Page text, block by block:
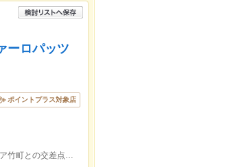
ーロパッツ
ポイントプラス対象店
大分駅北口からセントポルタ中央町を都町方面へ直進。ガレリア竹町との交差点を通過、イタリア国旗が目印！